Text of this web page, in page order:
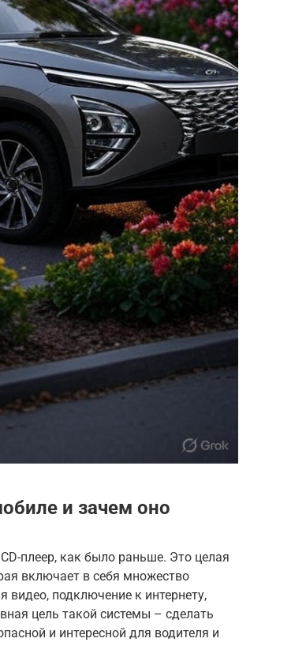
и зачем оно
плеер, как было раньше. Это целая
включает в себя множество
подключение к интернету,
цель такой системы – сделать
и интересной для водителя и